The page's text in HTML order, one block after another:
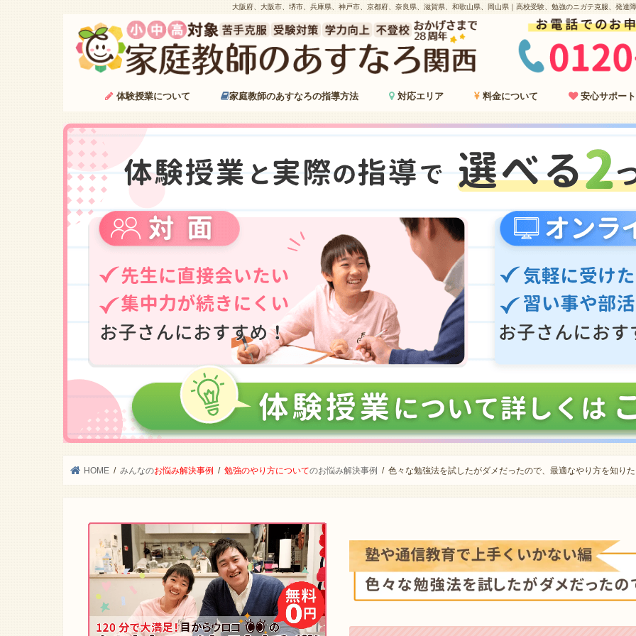
大阪府、大阪市、堺市、兵庫県、神戸市、京都府、奈良県、滋賀県、和歌山県、岡山県｜高校受験、勉強のニガテ克服、発達
体験授業について 家庭教師のあすなろの指導方法 対応エリア 料金について 安心サポート
HOME みんなのお悩み解決事例 勉強のやり方についてのお悩み解決事例 色々な勉強法を試したがダメだったので、最適なやり方を知り